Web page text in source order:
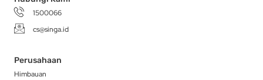
1500066
cs@singa.id
Perusahaan
Himbauan